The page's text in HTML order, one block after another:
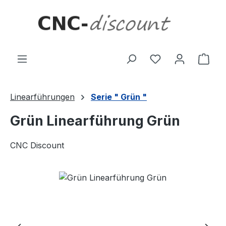
Linearführungen Serie " Grün "
Grün Linearführung Grün
CNC Discount
Bildergalerie überspringen